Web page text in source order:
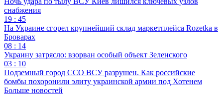
снабжения
19 : 45
На Украине сгорел крупнейший склад маркетплейса Rozetka в
Броварах
08 : 14
Украину затрясло: взорван особый объект Зеленского
03 : 10
Подземный город ССО ВСУ разрушен. Как российские
бомбы похоронили элиту украинской армии под Хотенем
Больше новостей